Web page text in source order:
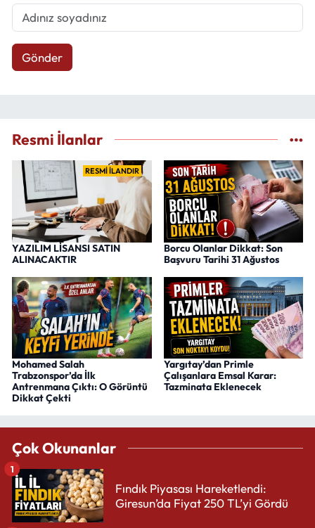
Gönder
Resmi İlanlar
RESMİ İLANDIR
YAZILIM LİSANSI SATIN
ALINACAKTIR
Borcu Olanlar Dikkat: Son
Başvuru Tarihi 31 Ağustos
Mohamed Salah
Trabzonspor’da İlk
Antrenmana Çıktı: O Görüntü
Dikkat Çekti
Yargıtay’dan Primle
Çalışanlara Emsal Karar:
Tazminata Eklenecek
Çok Okunanlar
Fındık Piyasası Hareketlendi:
Giresun’da Fiyat 250 TL’yi Gördü
1